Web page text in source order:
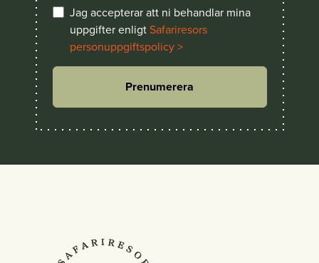
Jag accepterar att ni behandlar mina
uppgifter enligtSafariresors
personuppgiftspolicy >
Prenumerera